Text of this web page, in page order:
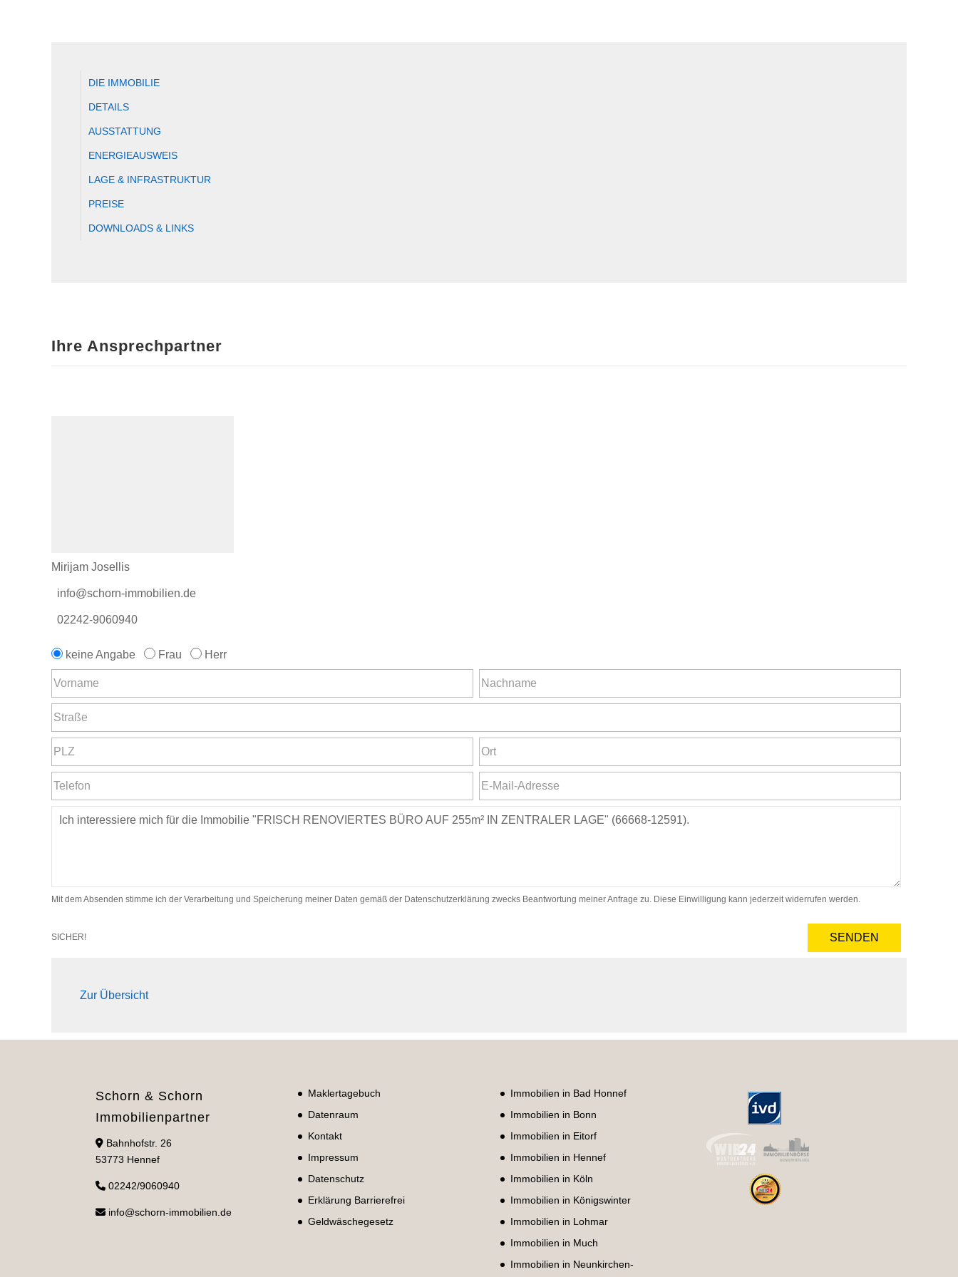
DIE IMMOBILIE
DETAILS
AUSSTATTUNG
ENERGIEAUSWEIS
LAGE & INFRASTRUKTUR
PREISE
DOWNLOADS & LINKS
Ihre Ansprechpartner
Mirijam Josellis
info@schorn-immobilien.de
02242-9060940
keine Angabe Frau Herr
Mit dem Absenden stimme ich der Verarbeitung und Speicherung meiner Daten gemäß der Datenschutzerklärung zwecks Beantwortung meiner Anfrage zu. Diese Einwilligung kann jederzeit widerrufen werden.
SICHER! SENDEN
Zur Übersicht
Schorn & Schorn
Immobilienpartner
Bahnhofstr. 26
53773 Hennef
02242/9060940
info@schorn-immobilien.de
Maklertagebuch
Datenraum
Kontakt
Impressum
Datenschutz
Erklärung Barrierefrei
Geldwäschegesetz
Immobilien in Bad Honnef
Immobilien in Bonn
Immobilien in Eitorf
Immobilien in Hennef
Immobilien in Köln
Immobilien in Königswinter
Immobilien in Lohmar
Immobilien in Much
Immobilien in Neunkirchen-